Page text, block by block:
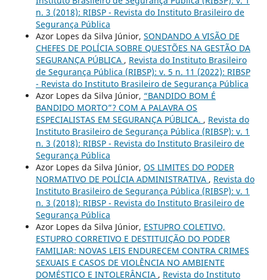
n. 3 (2018): RIBSP - Revista do Instituto Brasileiro de
Segurança Pública
Azor Lopes da Silva Júnior, SONDANDO A VISÃO DE
CHEFES DE POLÍCIA SOBRE QUESTÕES NA GESTÃO DA
SEGURANÇA PÚBLICA , Revista do Instituto Brasileiro
de Segurança Pública (RIBSP): v. 5 n. 11 (2022): RIBSP
- Revista do Instituto Brasileiro de Segurança Pública
Azor Lopes da Silva Júnior, “BANDIDO BOM É
BANDIDO MORTO”? COM A PALAVRA OS
ESPECIALISTAS EM SEGURANÇA PÚBLICA. , Revista do
Instituto Brasileiro de Segurança Pública (RIBSP): v. 1
n. 3 (2018): RIBSP - Revista do Instituto Brasileiro de
Segurança Pública
Azor Lopes da Silva Júnior, OS LIMITES DO PODER
NORMATIVO DE POLÍCIA ADMINISTRATIVA , Revista do
Instituto Brasileiro de Segurança Pública (RIBSP): v. 1
n. 3 (2018): RIBSP - Revista do Instituto Brasileiro de
Segurança Pública
Azor Lopes da Silva Júnior, ESTUPRO COLETIVO,
ESTUPRO CORRETIVO E DESTITUIÇÃO DO PODER
FAMILIAR: NOVAS LEIS ENDURECEM CONTRA CRIMES
SEXUAIS E CASOS DE VIOLÊNCIA NO AMBIENTE
DOMÉSTICO E INTOLERÂNCIA , Revista do Instituto